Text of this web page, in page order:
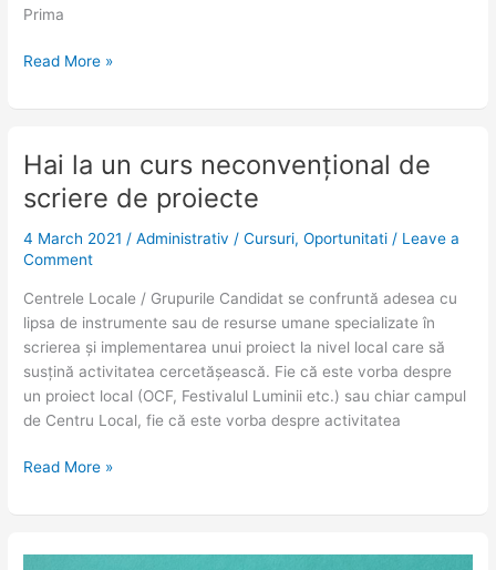
Prima
Read More »
Hai la un curs neconvențional de
scriere de proiecte
4 March 2021 /Administrativ /Cursuri,Oportunitati / Leave a
Comment
Centrele Locale / Grupurile Candidat se confruntă adesea cu
lipsa de instrumente sau de resurse umane specializate în
scrierea și implementarea unui proiect la nivel local care să
susțină activitatea cercetășească. Fie că este vorba despre
un proiect local (OCF, Festivalul Luminii etc.) sau chiar campul
de Centru Local, fie că este vorba despre activitatea
Hai
un
curs
neconvențional
scriere
de
proiecte
Read More »